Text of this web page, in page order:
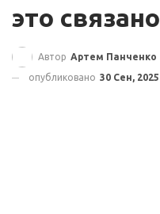
это связано
Автор Артем Панченко
опубликовано 30 Сен, 2025